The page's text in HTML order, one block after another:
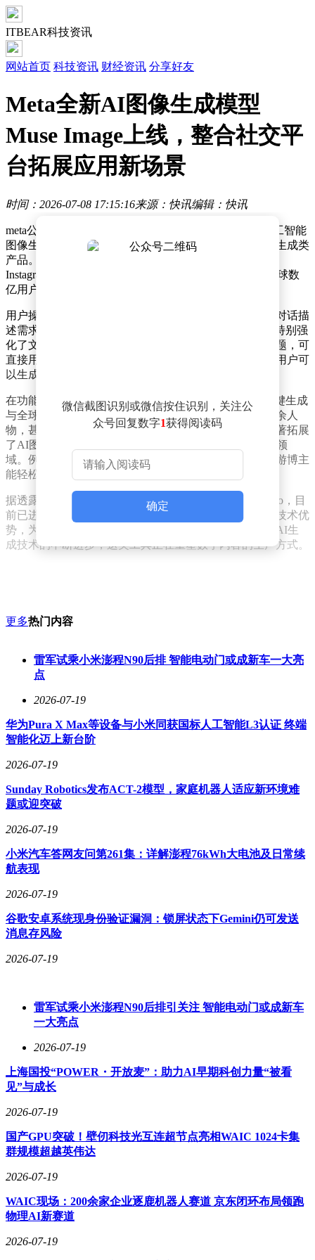
ITBEAR科技资讯
网站首页 科技资讯 财经资讯 分享好友
Meta全新AI图像生成模型
Muse Image上线，整合社交平
台拓展应用新场景
时间：2026-07-08 17:15:16来源：快讯编辑：快讯
meta公司近日正式发布了一款名为Muse Image的全新人工智能
图像生成模型，这是其超级智能实验室推出的首款图像生成类
产品。该模型已在me
Instagram、WhatsApp两大社交平台实现深度整合，使全球数
亿用户无需切换工具即可直接调用AI生成功能。
用户操作方式与市场主流工具类似，只需通过自然语言对话描
述需求，Muse Image即可快速生成高质量图像。该模型特别强
化了文字渲染能力，解决了同类工具常见的文字乱码问题，可
直接用于制作操作指南、信息图表等实用内容。例如，用户可
以生成包含清晰可读文字的宣传海报或产品说明图。
在功能演示中，meta展示了多项差异化特性：用户可一键生成
与全球历史地标的虚拟合影，精准移除照片背景中的多余人
物，甚至能生成可正常扫描的定制二维码。这些功能显著拓展
了AI图像生成的应用场景，从创意娱乐延伸至商业实用领
域。例如，电商从业者可用其快速制作产品展示图，旅游博主
能轻松创作特色旅行照片。
据透露，me
ta正在开发同系列的视频生成模型Muse Video，目
前已进入测试阶段。该视频模型预计将延续图像模型的技术优
势，为内容创作者提供更高效的多媒体制作工具。随着AI生
成技术的不断进步，这类工具正在重塑数字内容的生产方式。
微信截图识别或微信按住识别，关注公
众号回复数字1获得阅读码
确定
更多热门内容
雷军试乘小米澎程N90后排 智能电动门或成新车一大亮
点
2026-07-19
华为Pura X Max等设备与小米同获国标人工智能L3认证 终端
智能化迈上新台阶
2026-07-19
Sunday Robotics发布ACT-2模型，家庭机器人适应新环境难
题或迎突破
2026-07-19
小米汽车答网友问第261集：详解澎程76kWh大电池及日常续
航表现
2026-07-19
谷歌安卓系统现身份验证漏洞：锁屏状态下Gemini仍可发送
消息存风险
2026-07-19
雷军试乘小米澎程N90后排引关注 智能电动门或成新车
一大亮点
2026-07-19
上海国投“POWER・开放麦”：助力AI早期科创力量“被看
见”与成长
2026-07-19
国产GPU突破！壁仞科技光互连超节点亮相WAIC 1024卡集
群规模超越英伟达
2026-07-19
WAIC现场：200余家企业逐鹿机器人赛道 京东闭环布局领跑
物理AI新赛道
2026-07-19